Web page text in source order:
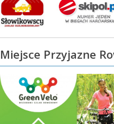
Miejsce Przyjazne